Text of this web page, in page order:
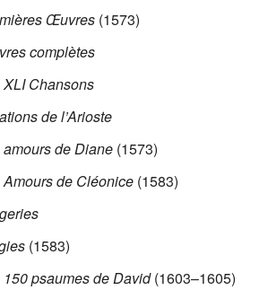
Œuvres(1573)
complètes
Chansons
de l’Arioste
de Diane(1573)
de Cléonice(1583)
(1583)
psaumes de David(1603–1605)